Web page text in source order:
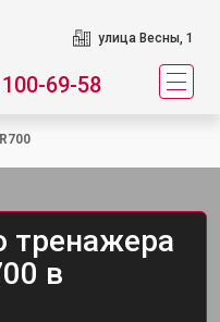
улица Весны, 1
69-58
тренажера
в